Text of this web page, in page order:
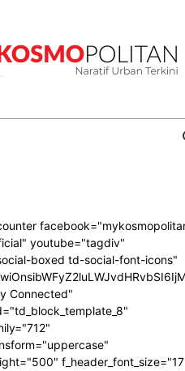
youtube="tagdiv"
boxed td-social-font-icons"
Connected"